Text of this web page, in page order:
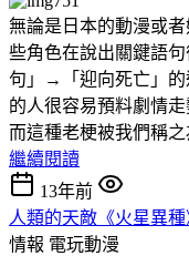
無論是日本的動漫或
些角色在說出關鍵語
句」→「迎向死亡」的
的人很容易預料劇情走
而這種老梗被我們稱
繼續閱讀
13年前
人類的天敵《火星異種
情報 電玩動漫